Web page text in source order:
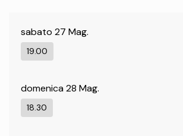
sabato 27 Mag.
19.00
domenica 28 Mag.
18.30